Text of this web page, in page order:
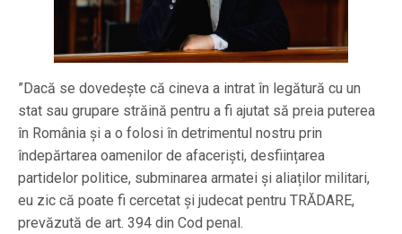
”Dacă se dovedește că cineva a intrat în legătură cu un
stat sau grupare străină pentru a fi ajutat să preia puterea
în România și a o folosi în detrimentul nostru prin
îndepărtarea oamenilor de afaceriști, desființarea
partidelor politice, subminarea armatei și aliaților militari,
eu zic că poate fi cercetat și judecat pentru TRĂDARE,
prevăzută de art. 394 din Cod penal.